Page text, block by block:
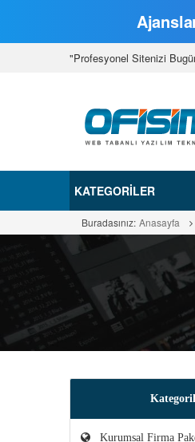
"Profesyonel Sitenizi
KATEGORILER
Buradasınız: Anasayfa
Kurumsal Firma